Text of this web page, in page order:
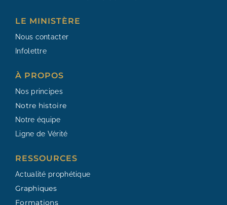
LE MINISTÈRE
Nous contacter
Infolettre
À PROPOS
Nos principes
Notre histoire
Notre équipe
Ligne de Vérité
RESSOURCES​
Actualité prophétique
Graphiques
Formations